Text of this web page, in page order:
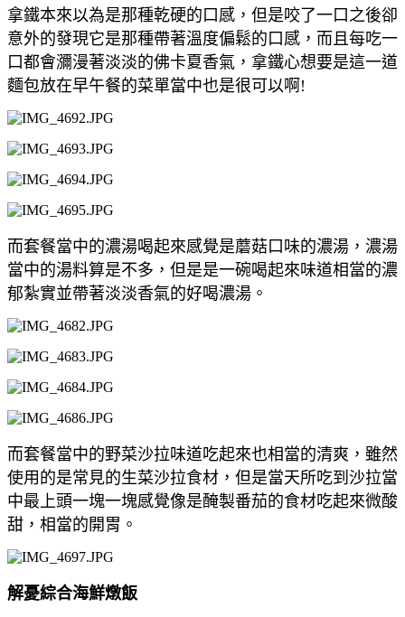
拿鐵本來以為是那種乾硬的口感，但是咬了一口之後卻
意外的發現它是那種帶著溫度偏鬆的口感，而且每吃一
口都會瀰漫著淡淡的佛卡夏香氣，拿鐵心想要是這一道
麵包放在早午餐的菜單當中也是很可以啊!
而套餐當中的濃湯喝起來感覺是蘑菇口味的濃湯，濃湯
當中的湯料算是不多，但是是一碗喝起來味道相當的濃
郁紮實並帶著淡淡香氣的好喝濃湯。
而套餐當中的野菜沙拉味道吃起來也相當的清爽，雖然
使用的是常見的生菜沙拉食材，但是當天所吃到沙拉當
中最上頭一塊一塊感覺像是醃製番茄的食材吃起來微酸
甜，相當的開胃。
解憂綜合海鮮燉飯